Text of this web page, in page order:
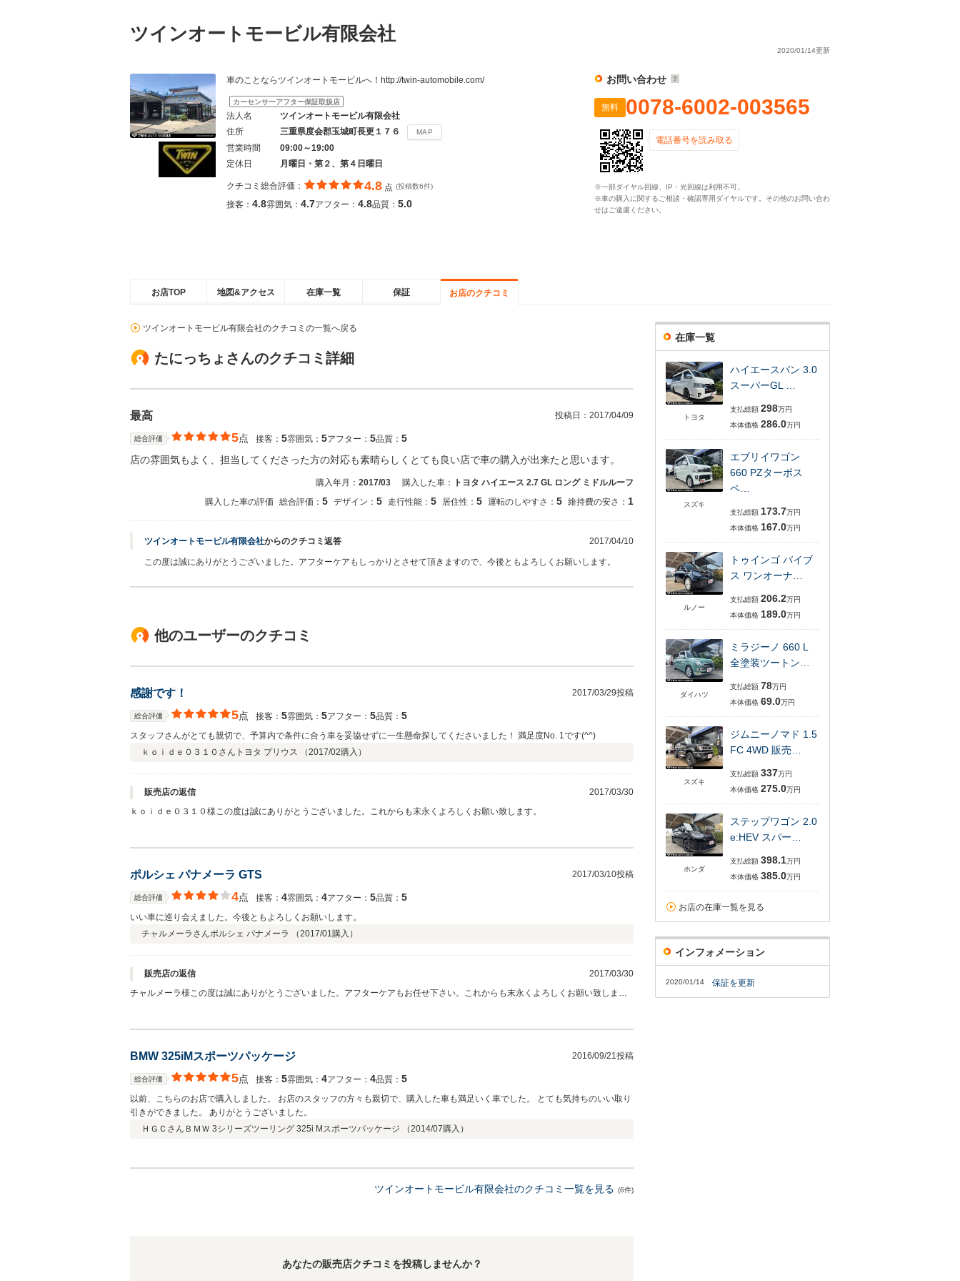
ツインオートモービル有限会社
2020/01/14更新
車のことならツインオートモービルへ！http://twin-automobile.com/
カーセンサーアフター保証取扱店
法人名
ツインオートモービル有限会社
住所
三重県度会郡玉城町長更１７６ MAP
営業時間
09:00～19:00
定休日
月曜日・第２、第４日曜日
クチコミ総合評価： 4.8 点 (投稿数6件)
接客： 4.8雰囲気： 4.7アフター： 4.8品質： 5.0
お問い合わせ
無料 0078-6002-003565
電話番号を読み取る
※一部ダイヤル回線、IP・光回線は利用不可。
※車の購入に関するご相談・確認専用ダイヤルです。その他のお問い合わ
せはご遠慮ください。
お店TOP 地図&アクセス 在庫一覧 保証 お店のクチコミ
ツインオートモービル有限会社のクチコミの一覧へ戻る
たにっちょさんのクチコミ詳細
最高 投稿日： 2017/04/09
総合評価 5点 接客： 5雰囲気： 5アフター： 5品質： 5
店の雰囲気もよく、担当してくださった方の対応も素晴らしくとても良い店で車の購入が出来たと思います。
購入年月： 2017/03 購入した車：
トヨタ ハイエース 2.7 GL ロング ミドルルーフ
購入した車の評価
総合評価： 5 デザイン： 5 走行性能： 5 居住性： 5 運転のしやすさ： 5 維持費の安さ： 1
ツインオートモービル有限会社からのクチコミ返答 2017/04/10
この度は誠にありがとうございました。アフターケアもしっかりとさせて頂きますので、今後ともよろしくお願いします。
他のユーザーのクチコミ
感謝です！ 2017/03/29投稿
総合評価 5点 接客： 5雰囲気： 5アフター： 5品質： 5
スタッフさんがとても親切で、予算内で条件に合う車を妥協せずに一生懸命探してくださいました！ 満足度No. 1です(^^)
ｋｏｉｄｅ０３１０さん トヨタ プリウス （2017/02購入）
販売店の返信
2017/03/30
ｋｏｉｄｅ０３１０様この度は誠にありがとうございました。これからも末永くよろしくお願い致します。
ポルシェ パナメーラ GTS 2017/03/10投稿
総合評価 4点 接客： 4雰囲気： 4アフター： 5品質： 5
いい車に巡り会えました。今後ともよろしくお願いします。
チャルメーラさんポルシェ パナメーラ （2017/01購入）
販売店の返信
2017/03/30
チャルメーラ様この度は誠にありがとうございました。アフターケアもお任せ下さい。これからも末永くよろしくお願い致しま
BMW 325iMスポーツパッケージ 2016/09/21投稿
総合評価 5点 接客： 5雰囲気： 4アフター： 4品質： 5
以前、こちらのお店で購入しました。 お店のスタッフの方々も親切で、購入した車も満足いく車でした。 とても気持ちのいい取り
引きができました。 ありがとうございました。
ＨＧＣさん ＢＭＷ 3シリーズツーリング 325i Mスポーツパッケージ （2014/07購入）
ツインオートモービル有限会社のクチコミ一覧を見る (6件)
あなたの販売店クチコミを投稿しませんか？
在庫一覧
トヨタ
ハイエースバン 3.0
スーパーGL …
支払総額 298万円
本体価格 286.0万円
スズキ
エブリイワゴン
660 PZターボス
ペ…
支払総額 173.7万円
本体価格 167.0万円
ルノー
トゥインゴ バイブ
ス ワンオーナ…
支払総額 206.2万円
本体価格 189.0万円
ダイハツ
ミラジーノ 660 L
全塗装ツートン…
支払総額 78万円
本体価格 69.0万円
スズキ
ジムニーノマド 1.5
FC 4WD 販売…
支払総額 337万円
本体価格 275.0万円
ホンダ
ステップワゴン 2.0
e:HEV スパー…
支払総額 398.1万円
本体価格 385.0万円
お店の在庫一覧を見る
インフォメーション
2020/01/14 保証を更新